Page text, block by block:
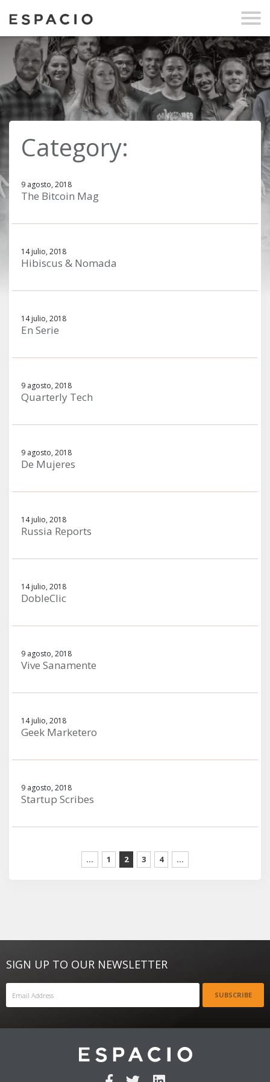
Category:
9 agosto, 2018
The Bitcoin Mag
14 julio, 2018
Hibiscus & Nomada
14 julio, 2018
En Serie
9 agosto, 2018
Quarterly Tech
9 agosto, 2018
De Mujeres
14 julio, 2018
Russia Reports
14 julio, 2018
DobleClic
9 agosto, 2018
Vive Sanamente
14 julio, 2018
Geek Marketero
9 agosto, 2018
Startup Scribes
... 1 2 3 4 ...
SIGN UP TO OUR NEWSLETTER
SUBSCRIBE